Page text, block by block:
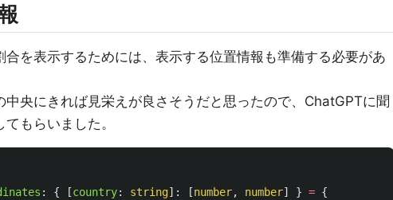
を表示するためには、表示する位置情報も準備する必要があ
央にきれば見栄えが良さそうだと思ったので、ChatGPTに聞
もらいました。
: { [country: string]: [number, number] } = {